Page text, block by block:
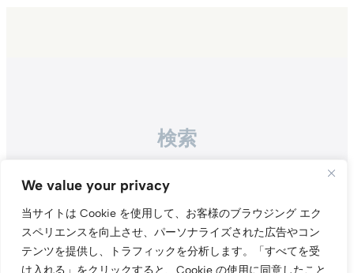
We value your privacy
当サイトは Cookie を使用して、お客様のブラウジング エク
スペリエンスを向上させ、パーソナライズされた広告やコン
テンツを提供し、トラフィックを分析します。
「すべてを受
け入れる」をクリックすると、Cookie の使用に同意したこと
検索
Search